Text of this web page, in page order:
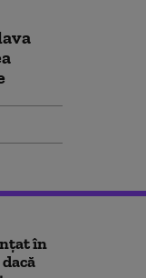
în